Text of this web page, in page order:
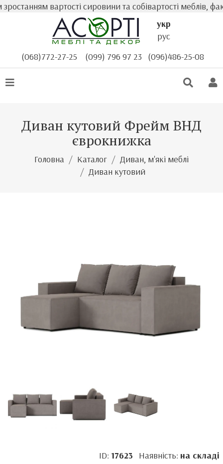
вартості сировини та собівартості меблів,
укр
рус
(068)772-27-25
(099) 796 97 23 (096)486-25-08
Диван кутовий Фрейм ВНД
єврокнижка
Головна Каталог
Диван, м'які меблі
Диван кутовий
ID: 17623 Наявність: на складі